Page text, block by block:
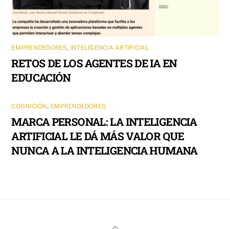
EMPRENDEDORES, INTELIGENCIA ARTIFICIAL
RETOS DE LOS AGENTES DE IA EN
EDUCACIÓN
COGNICIÓN , EMPRENDEDORES
MARCA PERSONAL: LA INTELIGENCIA
ARTIFICIAL LE DÁ MÁS VALOR QUE
NUNCA A LA INTELIGENCIA HUMANA
Back